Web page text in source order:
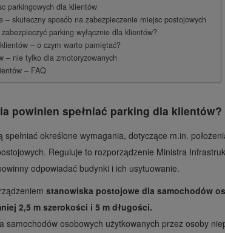
parkingowych dla klientów
– skuteczny sposób na zabezpieczenie miejsc postojowych
parking wyłącznie dla klientów?
– o czym warto pamiętać?
– nie tylko dla zmotoryzowanych
– FAQ
powinien spełniać parking dla
spełniać określone wymagania, dotyczące m.in.
Reguluje to rozporządzenie Ministra
odpowiadać budynki i ich usytuowanie.
stanowiska postojowe dla samochodów
2,5 m szerokości i 5 m długości.
samochodów osobowych użytkowanych przez osoby